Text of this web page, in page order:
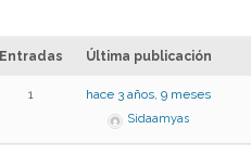
Entradas Última publicación
1 hace 3 años, 9 meses
Sidaamyas